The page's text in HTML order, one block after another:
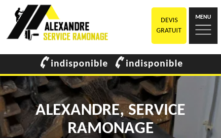
DEVIS
GRATUIT
MENU
indisponible indisponible
ALEXANDRE, SERVICE
RAMONAGE